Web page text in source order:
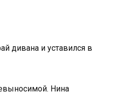
дивана и уставился в
Нина